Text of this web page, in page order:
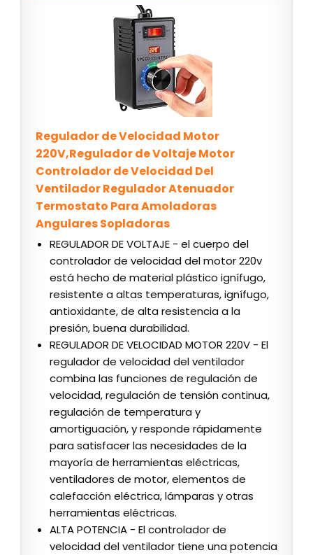
Regulador de Velocidad Motor
220V,Regulador de Voltaje Motor
Controlador de Velocidad Del
Ventilador Regulador Atenuador
Termostato Para Amoladoras
Angulares Sopladoras
REGULADOR DE VOLTAJE - el cuerpo del
controlador de velocidad del motor 220v
está hecho de material plástico ignífugo,
resistente a altas temperaturas, ignífugo,
antioxidante, de alta resistencia a la
presión, buena durabilidad.
REGULADOR DE VELOCIDAD MOTOR 220V - El
regulador de velocidad del ventilador
combina las funciones de regulación de
velocidad, regulación de tensión continua,
regulación de temperatura y
amortiguación, y responde rápidamente
para satisfacer las necesidades de la
mayoría de herramientas eléctricas,
ventiladores de motor, elementos de
calefacción eléctrica, lámparas y otras
herramientas eléctricas.
ALTA POTENCIA - El controlador de
velocidad del ventilador tiene una potencia